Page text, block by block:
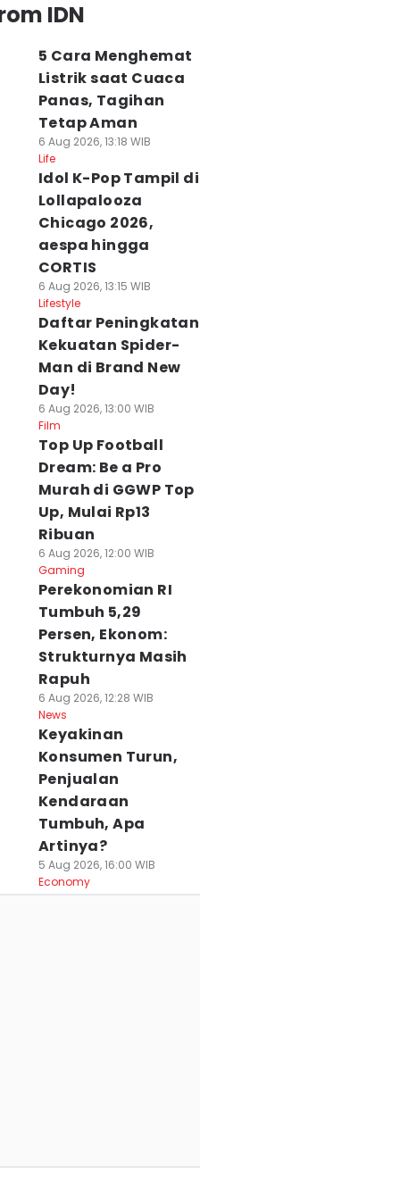
Dieng Anjlok
Perbandingan 4
IDN
5 Cara Menghemat
Listrik saat Cuaca
Panas, Tagihan
Tetap Aman
6 Aug 2026, 13:18 WIB
Life
Idol K-Pop Tampil di
Lollapalooza
Chicago 2026,
aespa hingga
CORTIS
6 Aug 2026, 13:15 WIB
Lifestyle
Daftar Peningkatan
Kekuatan Spider-
Man di Brand New
Day!
6 Aug 2026, 13:00 WIB
Film
Top Up Football
Dream: Be a Pro
Murah di GGWP Top
Up, Mulai Rp13
Ribuan
6 Aug 2026, 12:00 WIB
Gaming
Perekonomian RI
Tumbuh 5,29
Persen, Ekonom:
Strukturnya Masih
Rapuh
6 Aug 2026, 12:28 WIB
News
Keyakinan
Konsumen Turun,
Penjualan
Kendaraan
Tumbuh, Apa
Artinya?
5 Aug 2026, 16:00 WIB
Economy